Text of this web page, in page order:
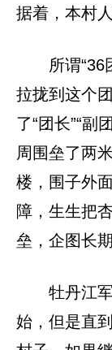
据着，本村
所谓
拉拢到这个
了“团长”“副
周围垒了两
楼，围子外
障，生生把
垒，企图长期
牡丹江
始，但是直